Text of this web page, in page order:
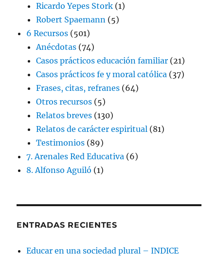
Ricardo Yepes Stork (1)
Robert Spaemann (5)
6 Recursos (501)
Anécdotas (74)
Casos prácticos educación familiar (21)
Casos prácticos fe y moral católica (37)
Frases, citas, refranes (64)
Otros recursos (5)
Relatos breves (130)
Relatos de carácter espiritual (81)
Testimonios (89)
7. Arenales Red Educativa (6)
8. Alfonso Aguiló (1)
ENTRADAS RECIENTES
Educar en una sociedad plural – INDICE